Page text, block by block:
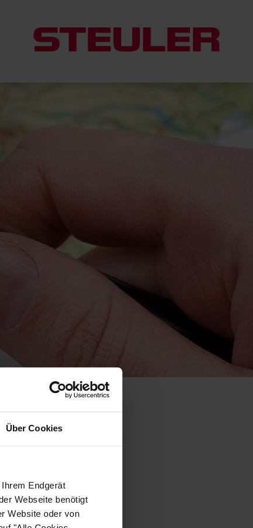
Über Cookies
Endgerät
Webseite benötigt
Website oder von